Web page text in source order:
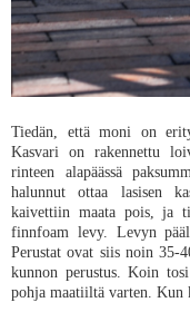
Tiedän, että moni on
Kasvari on rakennettu
rinteen alapäässä
halunnut ottaa lasisen
kaivettiin maata pois, ja
finnfoam levy. Levyn
Perustat ovat siis noin 35-
kunnon perustus. Koin
pohja maatiiltä varten. Kun